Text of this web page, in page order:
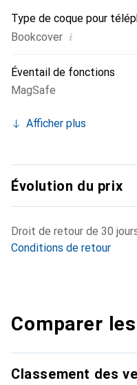
Type de coque pour
Bookcover i
Éventail de fonctions
MagSafe
Afficher plus
Évolution du prix
Droit de retour de 30
Conditions de retour
Comparer
Classement des